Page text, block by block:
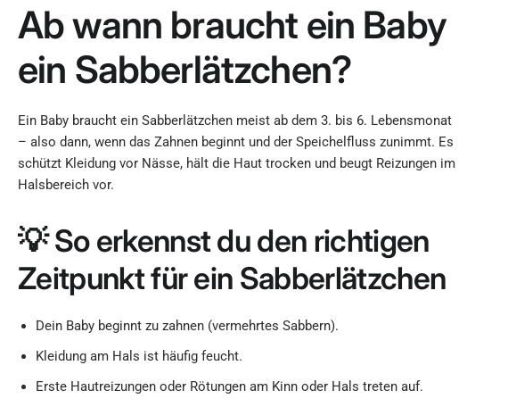
Ab wann braucht ein Baby
ein Sabberlätzchen?
Ein Baby braucht ein Sabberlätzchen meist ab dem 3. bis 6. Lebensmonat
– also dann, wenn das Zahnen beginnt und der Speichelfluss zunimmt. Es
schützt Kleidung vor Nässe, hält die Haut trocken und beugt Reizungen im
Halsbereich vor.
💡 So erkennst du den richtigen
Zeitpunkt für ein Sabberlätzchen
Dein Baby beginnt zu zahnen (vermehrtes Sabbern).
Kleidung am Hals ist häufig feucht.
Erste Hautreizungen oder Rötungen am Kinn oder Hals treten auf.